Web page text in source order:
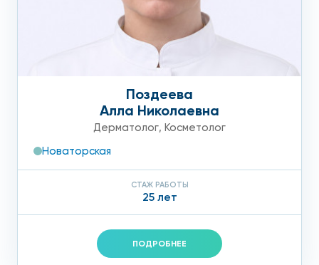
Поздеева
Алла Николаевна
Дерматолог, Косметолог
Новаторская
СТАЖ РАБОТЫ
25 лет
ПОДРОБНЕЕ